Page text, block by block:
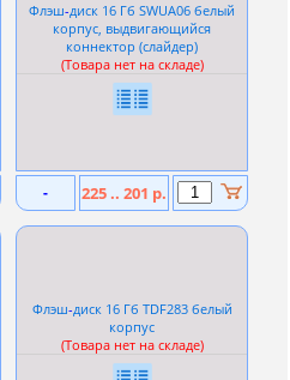
Флэш-диск 16 Гб SWUA06 белый
корпус, выдвигающийся
коннектор (слайдер)
(Товара нет на складе)
- 225 .. 201 р.
Флэш-диск 16 Гб TDF283 белый
корпус
(Товара нет на складе)